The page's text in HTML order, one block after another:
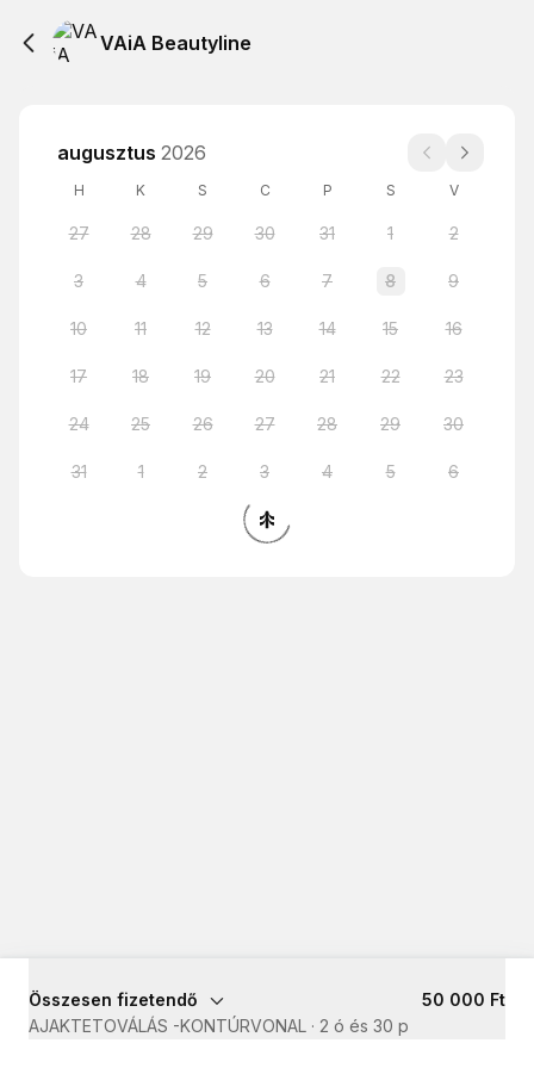
VAiA Beautyline
augusztus 2026
H K S C P S V
27 28 29 30 31 1 2
3 4 5 6 7 8 9
10 11 12 13 14 15 16
17 18 19 20 21 22 23
24 25 26 27 28 29 30
31 1 2 3 4 5 6
Összesen fizetendő
50 000 Ft
AJAKTETOVÁLÁS -KONTÚRVONAL · 2 ó és 30 p